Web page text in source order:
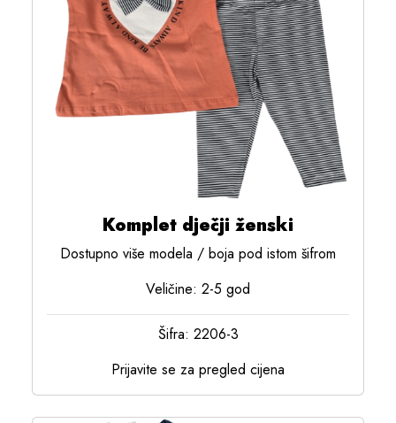
Komplet dječji ženski
Dostupno više modela / boja pod istom šifrom
Veličine: 2-5 god
Šifra: 2206-3
Prijavite se za pregled cijena